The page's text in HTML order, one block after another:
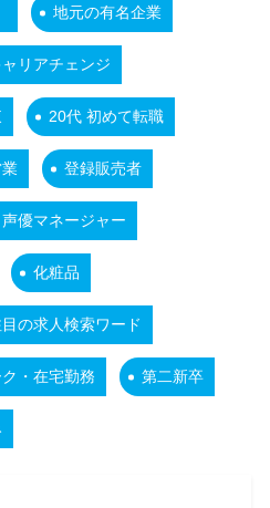
地元の有名企業
ャリアチェンジ
20代 初めて転職
登録販売者
声優マネージャー
化粧品
の求人検索ワード
・在宅勤務 第二新卒